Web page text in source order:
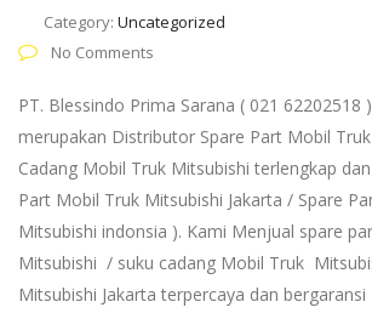
Category: Uncategorized
No Comments
PT. Blessindo Prima Sarana ( 021 62202518 )
merupakan Distributor Spare Part Mobil
Cadang Mobil Truk Mitsubishi terlengkap
Part Mobil Truk Mitsubishi Jakarta / Spare
Mitsubishi indonsia ). Kami Menjual spare
Mitsubishi / suku cadang Mobil Truk
Mitsubishi Jakarta terpercaya dan